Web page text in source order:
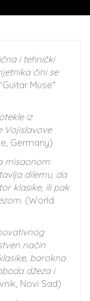
i tehnički
čini se
Muse"
iz
Vojislavove
Germany)
misaonom
dilemu, da
klasike, ili pak
. (World
način
barokna
džeza i
Novi Sad)